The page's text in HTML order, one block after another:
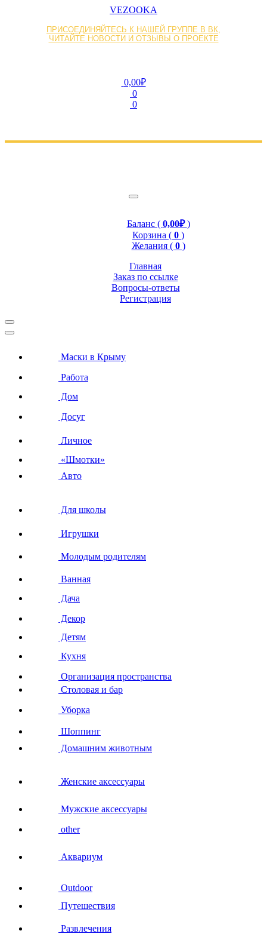
VEZOOKA
ПРИСОЕДИНЯЙТЕСЬ К НАШЕЙ ГРУППЕ В ВК,
ЧИТАЙТЕ НОВОСТИ И ОТЗЫВЫ О ПРОЕКТЕ
0,00₽
0
0
Баланс ( 0,00₽)
Корзина ( 0 )
Желания ( 0 )
Главная
Заказ по ссылке
Вопросы-ответы
Регистрация
Маски в Крыму
Работа
Дом
Досуг
Личное
«Шмотки»
Авто
Для школы
Игрушки
Молодым родителям
Ванная
Дача
Декор
Детям
Кухня
Организация пространства
Столовая и бар
Уборка
Шоппинг
Домашним животным
Женские аксессуары
Мужские аксессуары
other
Аквариум
Outdoor
Путешествия
Развлечения